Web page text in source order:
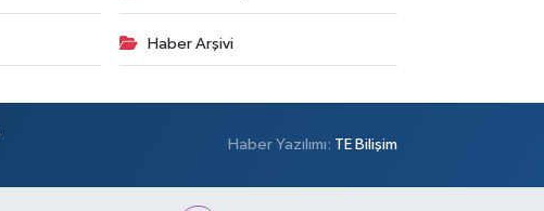
Haber Arşivi
Haber Yazılımı: TE Bilişim